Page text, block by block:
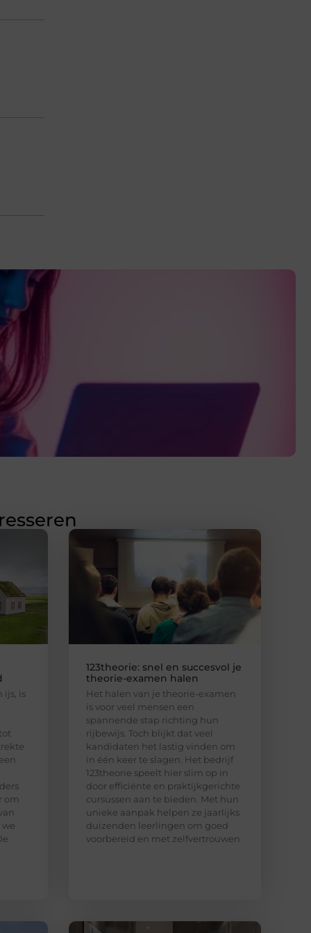
ijs, is
om
we
123theorie: snel en succesvol je
theorie-examen halen
Het halen van je theorie-examen
is voor veel mensen een
spannende stap richting hun
rijbewijs. Toch blijkt dat veel
kandidaten het lastig vinden om
in één keer te slagen. Het bedrijf
123theorie speelt hier slim op in
door efficiënte en praktijkgerichte
cursussen aan te bieden. Met hun
unieke aanpak helpen ze jaarlijks
duizenden leerlingen om goed
voorbereid en met zelfvertrouwen